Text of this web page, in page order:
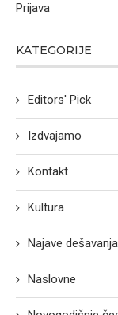
Prijava
KATEGORIJE
Editors' Pick
Izdvajamo
Kontakt
Kultura
Najave dešavanja
Naslovne